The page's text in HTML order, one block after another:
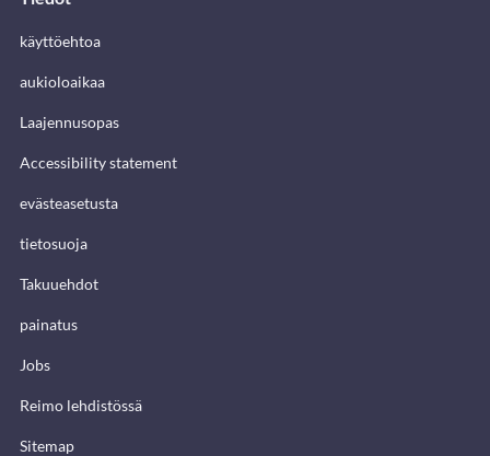
käyttöehtoa
aukioloaikaa
Laajennusopas
Accessibility statement
evästeasetusta
tietosuoja
Takuuehdot
painatus
Jobs
Reimo lehdistössä
Sitemap